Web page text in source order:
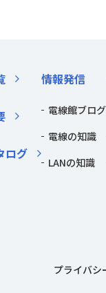
ログ
情報発信
電線館ブログ
電線の知識
LANの知識
プライバシ